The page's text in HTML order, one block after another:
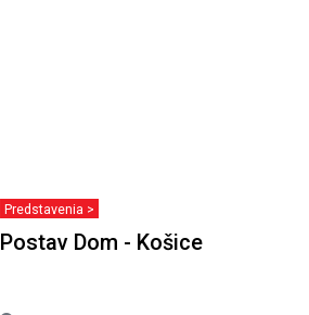
Predstavenia >
Postav Dom - Košice